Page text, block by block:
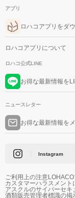
アプリ
ロハコアプリをダ
ロハコアプリについて
ロハコ公式LINE
お得な最新情報を
ニュースレター
お得な最新情報を
Instagram
ご利用上の注意
カスタマーハラスメント
アスクルのサイバーセキ
酒類販売管理者標識の掲